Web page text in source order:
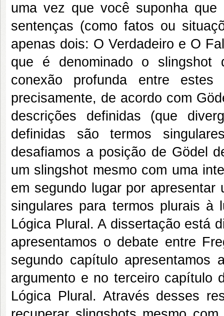
uma vez que você suponha
sentenças (como fatos ou
apenas dois: O Verdadeiro e O
que é denominado o slingshot
conexão profunda entre estes
precisamente, de acordo com
descrições definidas (que
definidas são termos
desafiamos a posição de Gödel
um slingshot mesmo com uma
em segundo lugar por
singulares para termos plurais à
Lógica Plural. A dissertação está
apresentamos o debate entre
segundo capítulo
argumento e no terceiro capítulo
Lógica Plural. Através desses